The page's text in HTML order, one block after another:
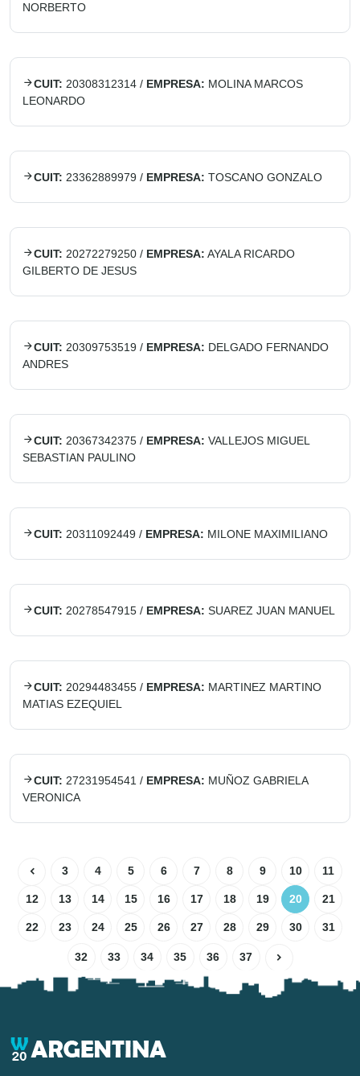
NORBERTO
CUIT: 20308312314 / EMPRESA: MOLINA MARCOS
LEONARDO
CUIT: 23362889979 / EMPRESA: TOSCANO GONZALO
CUIT: 20272279250 / EMPRESA: AYALA RICARDO
GILBERTO DE JESUS
CUIT: 20309753519 / EMPRESA: DELGADO FERNANDO
ANDRES
CUIT: 20367342375 / EMPRESA: VALLEJOS MIGUEL
SEBASTIAN PAULINO
CUIT: 20311092449 / EMPRESA: MILONE MAXIMILIANO
CUIT: 20278547915 / EMPRESA: SUAREZ JUAN MANUEL
CUIT: 20294483455 / EMPRESA: MARTINEZ MARTINO
MATIAS EZEQUIEL
CUIT: 27231954541 / EMPRESA: MUÑOZ GABRIELA
VERONICA
3 4 5 6 7 8 9 10 11
12 13 14 15 16 17 18 19 20 21
22 23 24 25 26 27 28 29 30 31
32 33 34 35 36 37